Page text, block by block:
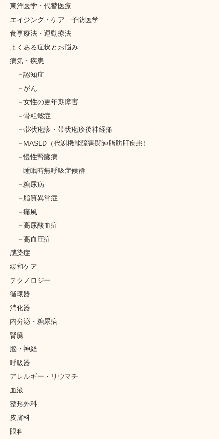
東洋医学・代替医療
エイジング・ケア、予防医学
食事療法・運動療法
よくある症状とお悩み
病気・疾患
認知症
がん
女性の更年期障害
骨粗鬆症
帯状疱疹・帯状疱疹後神経痛
MASLD（代謝機能障害関連脂肪肝疾患）
慢性腎臓病
睡眠時無呼吸症候群
糖尿病
脂質異常症
痛風
高尿酸血症
高血圧症
感染症
緩和ケア
テクノロジー
循環器
消化器
内分泌・糖尿病
腎臓
脳・神経
呼吸器
アレルギー・リウマチ
血液
整形外科
皮膚科
眼科